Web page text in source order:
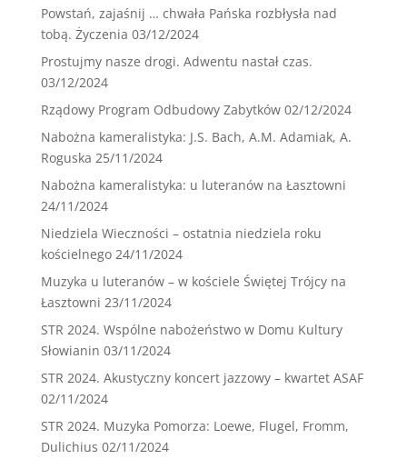
Powstań, zajaśnij … chwała Pańska rozbłysła nad
tobą. Życzenia 03/12/2024
Prostujmy nasze drogi. Adwentu nastał czas.
03/12/2024
Rządowy Program Odbudowy Zabytków 02/12/2024
Nabożna kameralistyka: J.S. Bach, A.M. Adamiak, A.
Roguska 25/11/2024
Nabożna kameralistyka: u luteranów na Łasztowni
24/11/2024
Niedziela Wieczności – ostatnia niedziela roku
kościelnego 24/11/2024
Muzyka u luteranów – w kościele Świętej Trójcy na
Łasztowni 23/11/2024
STR 2024. Wspólne nabożeństwo w Domu Kultury
Słowianin 03/11/2024
STR 2024. Akustyczny koncert jazzowy – kwartet ASAF
02/11/2024
STR 2024. Muzyka Pomorza: Loewe, Flugel, Fromm,
Dulichius 02/11/2024